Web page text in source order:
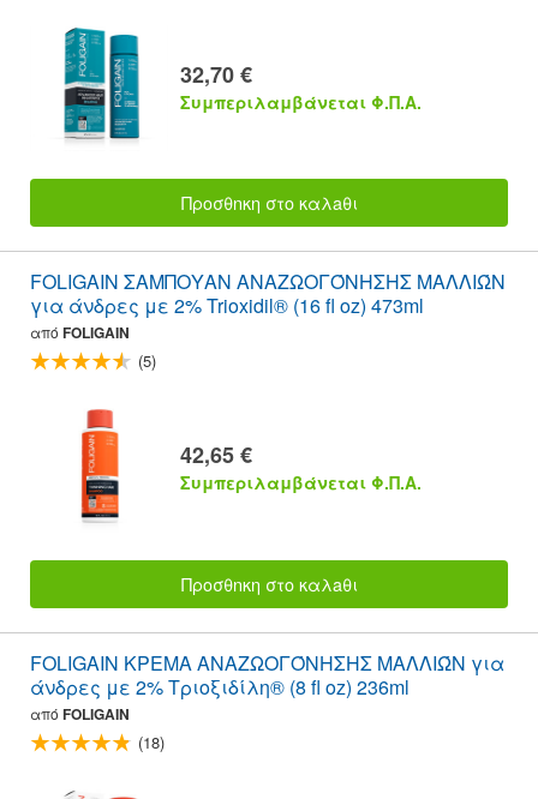
32,70 €
Συμπεριλαμβάνεται Φ.Π.Α.
Προσθnκη στο καλaθι
FOLIGAIN ΣΑΜΠΟΥΑΝ ΑΝΑΖΩΟΓΌΝΗΣΗΣ ΜΑΛΛΙΏΝ
για άνδρες με 2% Trioxidil® (16 fl oz) 473ml
από FOLIGAIN
(5)
42,65 €
Συμπεριλαμβάνεται Φ.Π.Α.
Προσθnκη στο καλaθι
FOLIGAIN ΚΡΕΜΑ ΑΝΑΖΩΟΓΌΝΗΣΗΣ ΜΑΛΛΙΏΝ για
άνδρες με 2% Τριοξιδίλη® (8 fl oz) 236ml
από FOLIGAIN
(18)